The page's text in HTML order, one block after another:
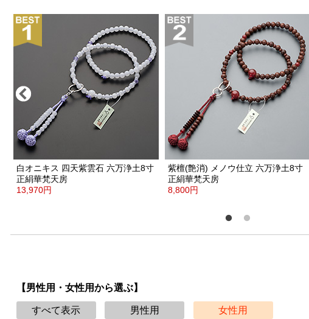
白オニキス 四天紫雲石 六万浄土8寸
正絹華梵天房
13,970円
紫檀(艶消) メノウ仕立 六万浄土8寸
正絹華梵天房
8,800円
【男性用・女性用から選ぶ】
すべて表示 男性用 女性用